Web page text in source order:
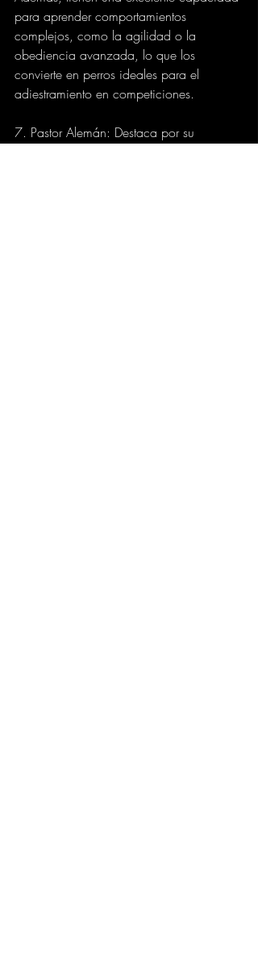
para aprender comportamientos
complejos, como la agilidad o la
obediencia avanzada, lo que los
convierte en perros ideales para el
adiestramiento en competiciones.
7. Pastor Alemán: Destaca por su